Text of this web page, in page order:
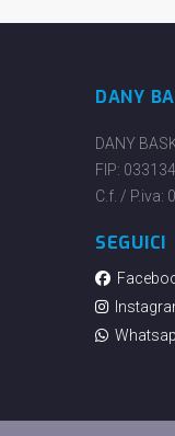
DANY
DANY
FIP: 033134
C.f. / P.iva:
SEGUICI